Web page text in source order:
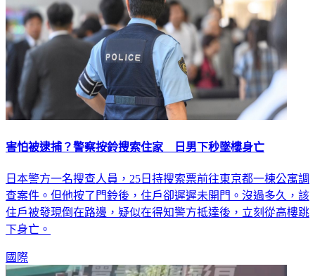
害怕被逮捕？警察按鈴搜索住家 日男下秒墜樓身亡
日本警方一名搜查人員，25日持搜索票前往東京都一棟公寓調
查案件。但他按了門鈴後，住戶卻遲遲未開門。沒過多久，該
住戶被發現倒在路邊，疑似在得知警方抵達後，立刻從高樓跳
下身亡。
國際